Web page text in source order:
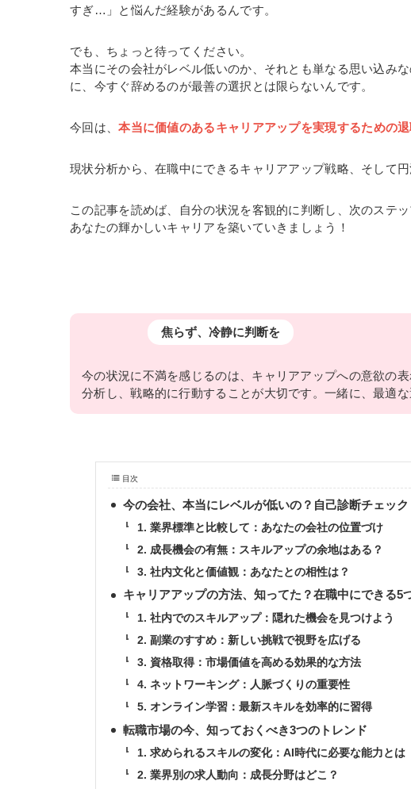
すぎ…」と悩んだ経験があるんです。
でも、ちょっと待ってください。
本当にその会社がレベル低いのか、それとも単なる思い込み
に、今すぐ辞めるのが最善の選択とは限らないんです。
今回は、本当に価値のあるキャリアアップを実現するための
現状分析から、在職中にできるキャリアアップ戦略、そして
この記事を読めば、自分の状況を客観的に判断し、次のステ
あなたの輝かしいキャリアを築いていきましょう！
焦らず、冷静に判断を
今の状況に不満を感じるのは、キャリアアップへの意欲の
分析し、戦略的に行動することが大切です。一緒に、最適
目次
今の会社、本当にレベルが低いの？自己診断チェック
1. 業界標準と比較して：あなたの会社の位置づけ
2. 成長機会の有無：スキルアップの余地はある？
3. 社内文化と価値観：あなたとの相性は？
キャリアアップの方法、知ってた？在職中にできる5
1. 社内でのスキルアップ：隠れた機会を見つけよう
2. 副業のすすめ：新しい挑戦で視野を広げる
3. 資格取得：市場価値を高める効果的な方法
4. ネットワーキング：人脈づくりの重要性
5. オンライン学習：最新スキルを効率的に習得
転職市場の今、知っておくべき3つのトレンド
1. 求められるスキルの変化：AI時代に必要な能力とは
2. 業界別の求人動向：成長分野はどこ？